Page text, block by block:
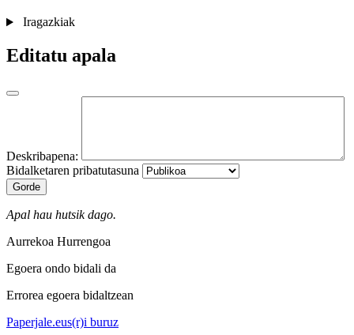
Iragazkiak
Editatu apala
Deskribapena:
Bidalketaren pribatutasuna
Gorde
Apal hau hutsik dago.
Aurrekoa Hurrengoa
Egoera ondo bidali da
Errorea egoera bidaltzean
Paperjale.eus(r)i buruz